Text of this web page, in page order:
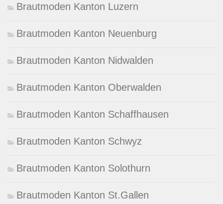
Brautmoden Kanton Luzern
Brautmoden Kanton Neuenburg
Brautmoden Kanton Nidwalden
Brautmoden Kanton Oberwalden
Brautmoden Kanton Schaffhausen
Brautmoden Kanton Schwyz
Brautmoden Kanton Solothurn
Brautmoden Kanton St.Gallen